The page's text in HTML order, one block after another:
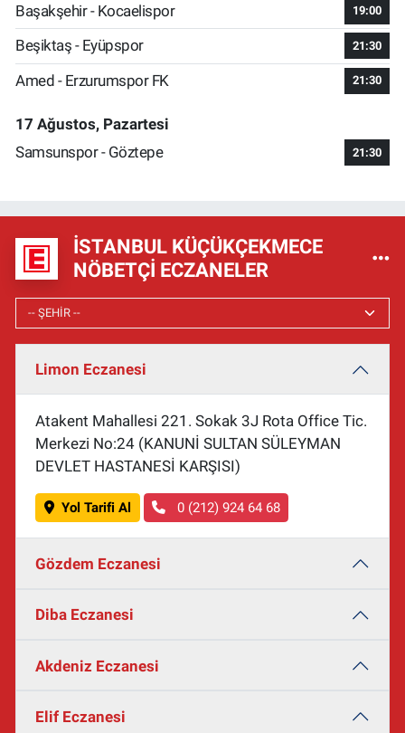
Başakşehir - Kocaelispor
19:00
Beşiktaş - Eyüpspor 21:30
Amed - Erzurumspor FK 21:30
17 Ağustos, Pazartesi
Samsunspor - Göztepe
21:30
İSTANBUL KÜÇÜKÇEKMECE
NÖBETÇI ECZANELER
Limon Eczanesi
Atakent Mahallesi 221. Sokak 3J Rota Office Tic.
Merkezi No:24 (KANUNİ SULTAN SÜLEYMAN
DEVLET HASTANESİ KARŞISI)
Yol Tarifi Al 0 (212) 924 64 68
Gözdem Eczanesi
Diba Eczanesi
Akdeniz Eczanesi
Elif Eczanesi